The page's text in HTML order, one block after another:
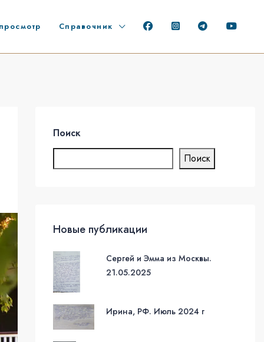
Справочник
Поиск
Поиск
Новые публикации
Сергей и Эмма из Москвы.
21.05.2025
Ирина, РФ. Июль 2024 г